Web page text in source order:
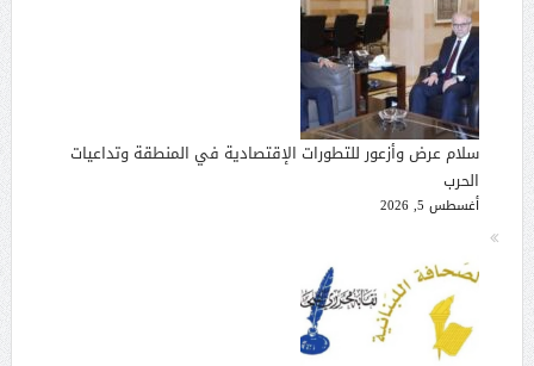
سلام عرض وأزعور للتطورات الإقتصادية في المنطقة وتداعيات
الحرب
أغسطس 5, 2026